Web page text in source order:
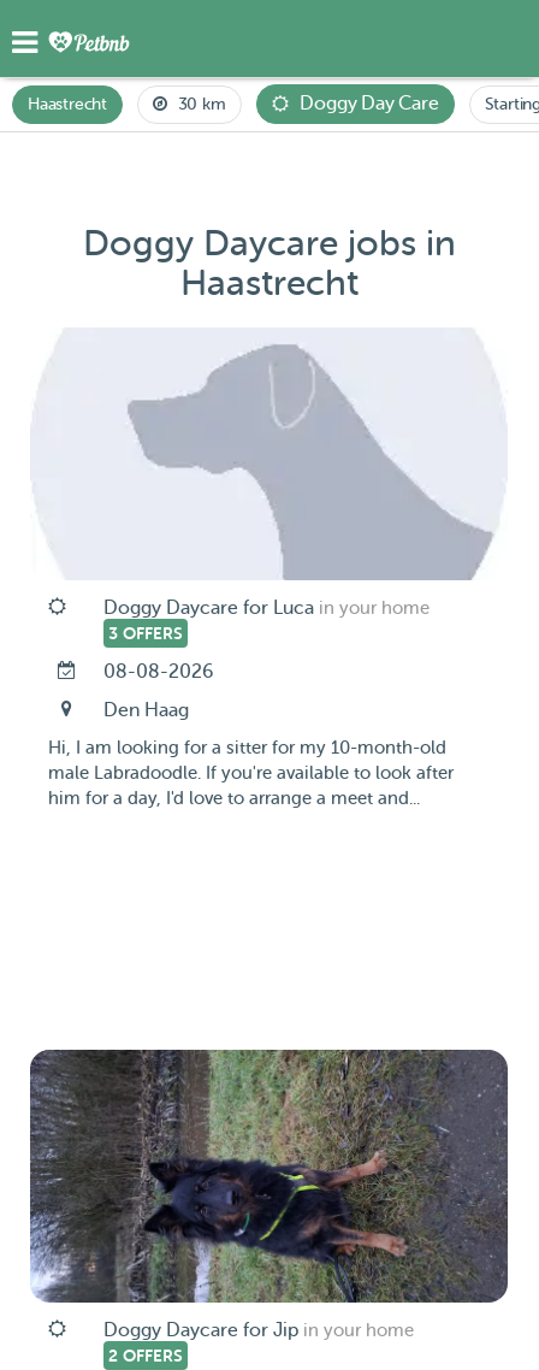
Haastrecht 30 km Doggy Day Care
Doggy Daycare jobs in
Haastrecht
Doggy Daycare for Luca in your home
3 OFFERS
08-08-2026
Den Haag
Hi, I am looking for a sitter for my 10-month-old
male Labradoodle. If you're available to look after
him for a day, I'd love to arrange a meet and...
Doggy Daycare for Jip in your home
2 OFFERS